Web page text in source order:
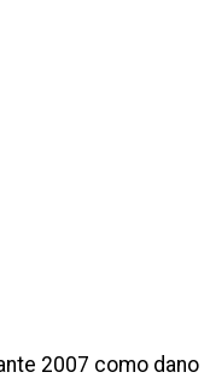
2007 como dano